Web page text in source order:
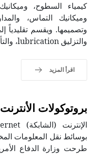
كيمياء السطوح،
والتزليق lubrication، والتأكل wear.
اقرأ المزيد
بروتوكولات الأنترنت
طرحت وزارة الدفاع